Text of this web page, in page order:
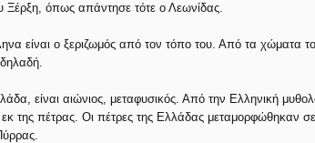
όπως απάντησε τότε ο Λεωνίδας.
είναι ο ξεριζωμός από τον τόπο του. Από τα χώματα
είναι αιώνιος, μεταφυσικός. Από την Ελληνική
της πέτρας. Οι πέτρες της Ελλάδας μεταμορφώθηκαν